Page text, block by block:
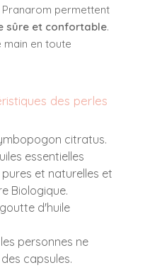
permettent
sûre et confortable.
en toute
des perles
citratus.
essentielles
et naturelles et
Biologique.
goutte d'huile
personnes ne
capsules.